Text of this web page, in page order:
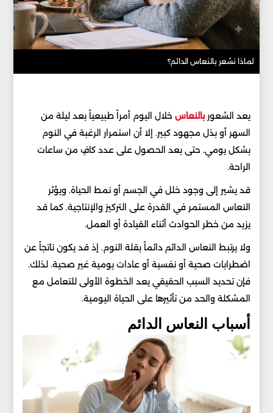
لماذا نشعر بالنعاس الدائم؟
يعد الشعوربالنعاسخلال اليوم أمراً طبيعياً بعد ليلة من
السهر أو بذل مجهود كبير. إلا أن استمرار الرغبة في النوم
بشكل يومي. حتى بعد الحصول على عدد كافٍ من ساعات
الراحة.
قد يشير إلى وجود خلل في الجسم أو نمط الحياة. ويؤثر
النعاس المستمر في القدرة على التركيز والإنتاجية. كما قد
يزيد من خطر الحوادث أثناء القيادة أو العمل.
ولا يرتبط النعاس الدائم دائماً بقلة النوم. إذ قد يكون ناتجاً عن
اضطرابات صحية أو نفسية أو عادات يومية غير صحية. لذلك.
فإن تحديد السبب الحقيقي يعد الخطوة الأولى للتعامل مع
المشكلة والحد من تأثيرها على الحياة اليومية.
أسباب النعاس الدائم